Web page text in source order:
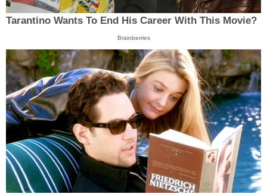
Tarantino Wants To End His Career With This Movie?
Brainberries